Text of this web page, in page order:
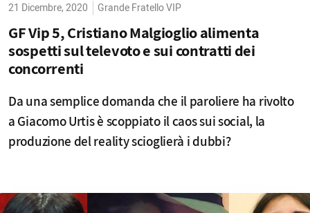
21 Dicembre, 2020 Grande Fratello VIP
GF Vip 5, Cristiano Malgioglio alimenta
sospetti sul televoto e sui contratti dei
concorrenti
Da una semplice domanda che il paroliere ha rivolto
a Giacomo Urtis è scoppiato il caos sui social, la
produzione del reality scioglierà i dubbi?